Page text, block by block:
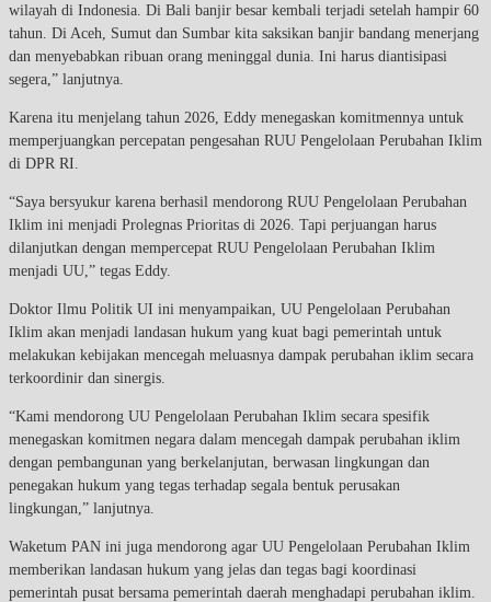
wilayah di Indonesia. Di Bali banjir besar kembali terjadi setelah hampir 60
tahun. Di Aceh, Sumut dan Sumbar kita saksikan banjir bandang menerjang
dan menyebabkan ribuan orang meninggal dunia. Ini harus diantisipasi
segera,” lanjutnya.
Karena itu menjelang tahun 2026, Eddy menegaskan komitmennya untuk
memperjuangkan percepatan pengesahan RUU Pengelolaan Perubahan Iklim
di DPR RI.
“Saya bersyukur karena berhasil mendorong RUU Pengelolaan Perubahan
Iklim ini menjadi Prolegnas Prioritas di 2026. Tapi perjuangan harus
dilanjutkan dengan mempercepat RUU Pengelolaan Perubahan Iklim
menjadi UU,” tegas Eddy.
Doktor Ilmu Politik UI ini menyampaikan, UU Pengelolaan Perubahan
Iklim akan menjadi landasan hukum yang kuat bagi pemerintah untuk
melakukan kebijakan mencegah meluasnya dampak perubahan iklim secara
terkoordinir dan sinergis.
“Kami mendorong UU Pengelolaan Perubahan Iklim secara spesifik
menegaskan komitmen negara dalam mencegah dampak perubahan iklim
dengan pembangunan yang berkelanjutan, berwasan lingkungan dan
penegakan hukum yang tegas terhadap segala bentuk perusakan
lingkungan,” lanjutnya.
Waketum PAN ini juga mendorong agar UU Pengelolaan Perubahan Iklim
memberikan landasan hukum yang jelas dan tegas bagi koordinasi
pemerintah pusat bersama pemerintah daerah menghadapi perubahan iklim.